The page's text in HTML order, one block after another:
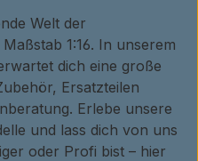
Welt der
1:16. In unserem
dich eine große
Ersatzteilen
Erlebe unsere
und lass dich von uns
oder Profi bist – hier